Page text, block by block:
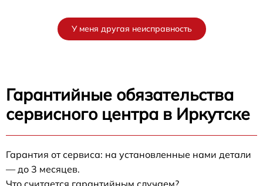
У меня другая неисправность
Гарантийные обязательства
сервисного центра в Иркутске
Гарантия от сервиса: на установленные нами детали
— до 3 месяцев.
Что считается гарантийным случаем?